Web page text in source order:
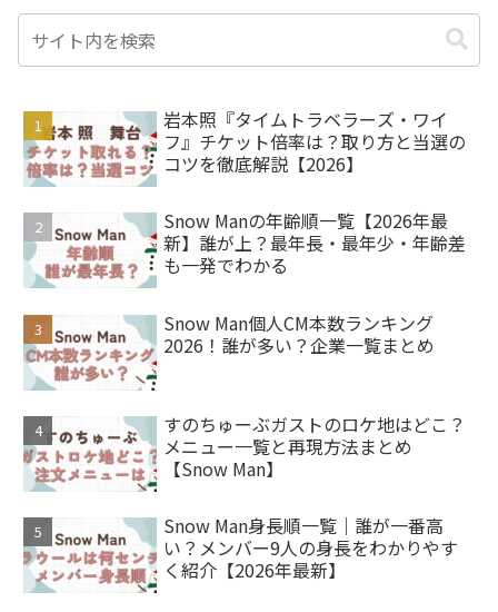
岩本照『タイムトラベラーズ・ワイ
フ』チケット倍率は？取り方と当選の
コツを徹底解説【2026】
Snow Manの年齢順一覧【2026年最
新】誰が上？最年長・最年少・年齢差
も一発でわかる
Snow Man個人CM本数ランキング
2026！誰が多い？企業一覧まとめ
すのちゅーぶガストのロケ地はどこ？
メニュー一覧と再現方法まとめ
【Snow Man】
Snow Man身長順一覧｜誰が一番高
い？メンバー9人の身長をわかりやす
く紹介【2026年最新】